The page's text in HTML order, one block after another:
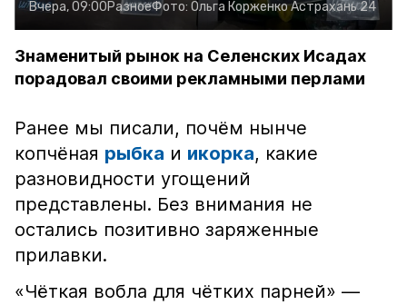
Вчера, 09:00РазноеФото: Ольга КорженкоАстрахань 24
Знаменитый рынок на Селенских Исадах
порадовал своими рекламными перлами
Ранее мы писали, почём нынче
копчёная рыбка и икорка, какие
разновидности угощений
представлены. Без внимания не
остались позитивно заряженные
прилавки.
«Чёткая вобла для чётких парней» —